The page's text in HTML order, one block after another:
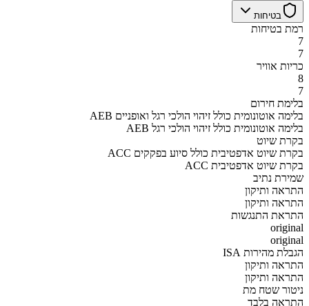
בטיחות
רמת בטיחות
7
7
כריות אוויר
8
7
בלימת חירום
AEB בלימה אוטונומית כולל זיהוי הולכי רגל ואופניים
AEB בלימה אוטונומית כולל זיהוי הולכי רגל
בקרת שיוט
ACC בקרת שיוט אדפטיבית כולל סיוע בפקקים
ACC בקרת שיוט אדפטיבית
שמירת נתיב
התראה ותיקון
התראה ותיקון
התראת התנגשות
original
original
הגבלת מהירות ISA
התראה ותיקון
התראה ותיקון
ניטור שטח מת
התראה בלבד